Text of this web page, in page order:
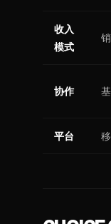
收入
模式
协作
平台